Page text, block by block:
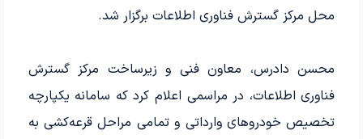
محل مرکز گسترش فناوری اطلاعات برگزار شد.
محسن دادرس، معاون فنی و زیرساخت مرکز گسترش
فناوری اطلاعات، در مراسمی اعلام کرد که سامانه یکپارچه
تخصیص خودروهای وارداتی و تمامی مراحل قرعه‌کشی به